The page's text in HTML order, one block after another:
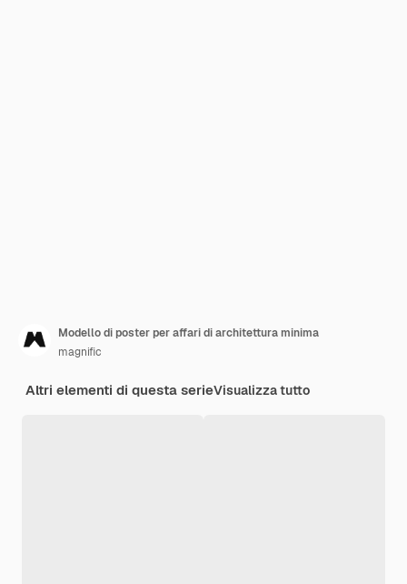
Modello di poster per affari di architettura minima
magnific
Altri elementi di questa serieVisualizza tutto